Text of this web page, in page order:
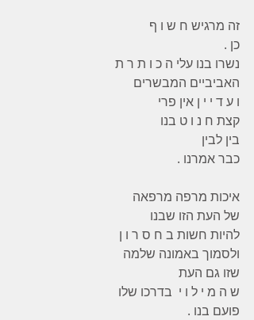
זה מרגיש ח ש ו ף
כן .
נשרו בנו עלי ה כ ו ת ר ת
האביביים המבשרים
ו ע ד י י ן אין פרי
קצת ח נ ו ט בנו
בין לבין
כבר אמרנו .
איכות מרפה מרפאה
של העת הזו שבנו
להיות חשות ב ח ס ר ו ן
ולסמוך באמונה שלמה
שזו גם העת
ש ה מ י ל ו י  בדרכו שלו
פועם בנו .